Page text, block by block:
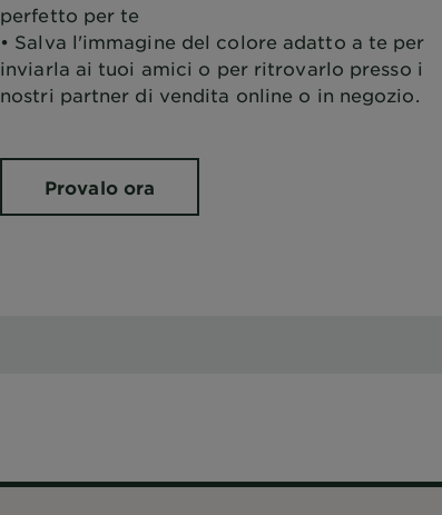
perfetto per te
• Salva l'immagine del colore adatto a te per
inviarla ai tuoi amici o per ritrovarlo presso i
nostri partner di vendita online o in negozio.
Provalo ora